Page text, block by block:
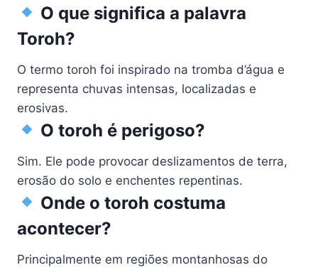
O que significa a palavra
Toroh?
O termo toroh foi inspirado na tromba d’água e
representa chuvas intensas, localizadas e
erosivas.
O toroh é perigoso?
Sim. Ele pode provocar deslizamentos de terra,
erosão do solo e enchentes repentinas.
Onde o toroh costuma
acontecer?
Principalmente em regiões montanhosas do